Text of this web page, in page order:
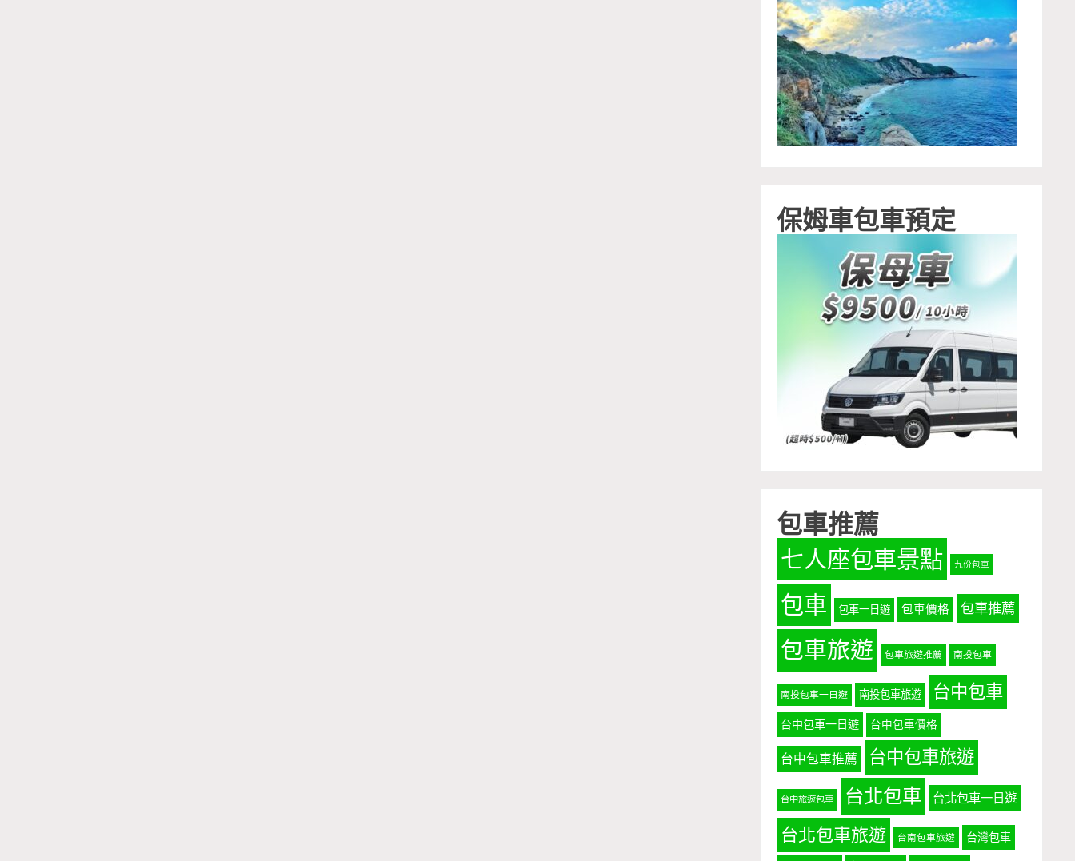
保姆車包車預定
包車推薦
七人座包車景點 九份包車
包車 包車一日遊 包車價格 包車推薦
包車旅遊 包車旅遊推薦 南投包車
南投包車一日遊 南投包車旅遊 台中包車
台中包車一日遊 台中包車價格
台中包車推薦 台中包車旅遊
台中旅遊包車 台北包車 台北包車一日遊
台北包車旅遊 台南包車旅遊 台灣包車